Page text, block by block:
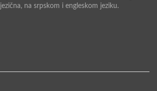
na srpskom i engleskom jeziku.